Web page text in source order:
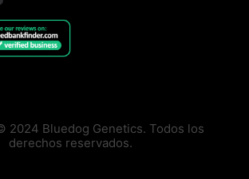
2024 Bluedog Genetics. Todos los
derechos reservados.